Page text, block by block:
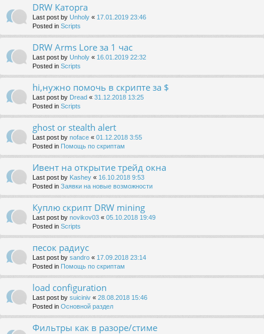
DRW Каторга
Last post by Unholy « 17.01.2019 23:46
Posted in Scripts
DRW Arms Lore за 1 час
Last post by Unholy « 16.01.2019 22:32
Posted in Scripts
hi,нужно помочь в скрипте за $
Last post by Dread « 31.12.2018 13:25
Posted in Scripts
ghost or stealth alert
Last post by noface « 01.12.2018 3:55
Posted in Помощь по скриптам
Ивент на открытие трейд окна
Last post by Kashey « 16.10.2018 9:53
Posted in Заявки на новые возможности
Куплю скрипт DRW mining
Last post by novikov03 « 05.10.2018 19:49
Posted in Scripts
песок радиус
Last post by sandro « 17.09.2018 23:14
Posted in Помощь по скриптам
load configuration
Last post by suiciniv « 28.08.2018 15:46
Posted in Основной раздел
Фильтры как в разоре/стиме